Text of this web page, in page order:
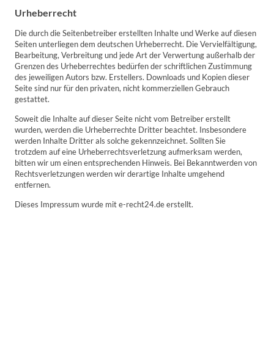
Urheberrecht
Die durch die Seitenbetreiber erstellten Inhalte und Werke auf diesen
Seiten unterliegen dem deutschen Urheberrecht. Die Vervielfältigung,
Bearbeitung, Verbreitung und jede Art der Verwertung außerhalb der
Grenzen des Urheberrechtes bedürfen der schriftlichen Zustimmung
des jeweiligen Autors bzw. Erstellers. Downloads und Kopien dieser
Seite sind nur für den privaten, nicht kommerziellen Gebrauch
gestattet.
Soweit die Inhalte auf dieser Seite nicht vom Betreiber erstellt
wurden, werden die Urheberrechte Dritter beachtet. Insbesondere
werden Inhalte Dritter als solche gekennzeichnet. Sollten Sie
trotzdem auf eine Urheberrechtsverletzung aufmerksam werden,
bitten wir um einen entsprechenden Hinweis. Bei Bekanntwerden von
Rechtsverletzungen werden wir derartige Inhalte umgehend
entfernen.
Dieses Impressum wurde mit e-recht24.de erstellt.